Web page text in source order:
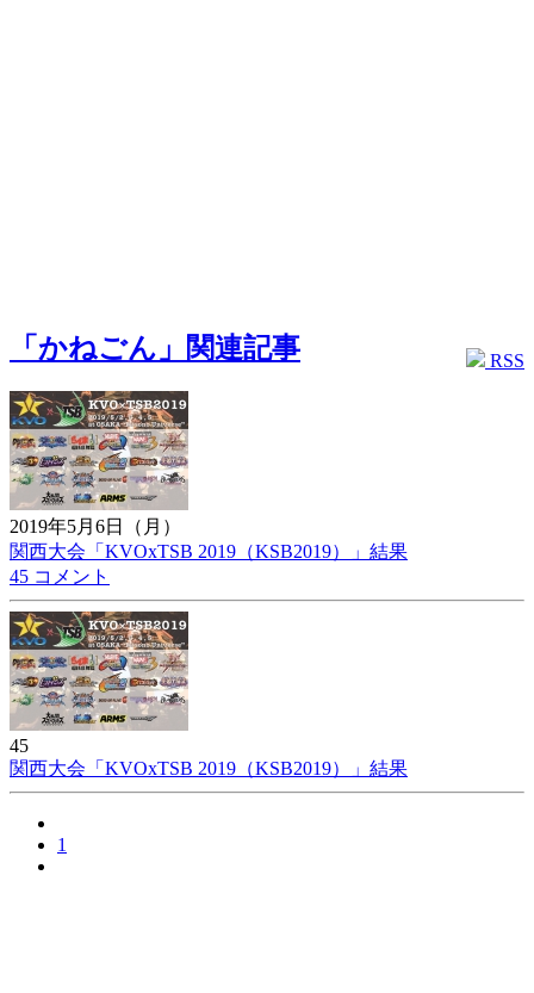
RSS
「かねごん」関連記事
2019年5月6日（月）
関西大会「KVOxTSB 2019（KSB2019）」結果
45 コメント
45
関西大会「KVOxTSB 2019（KSB2019）」結果
1